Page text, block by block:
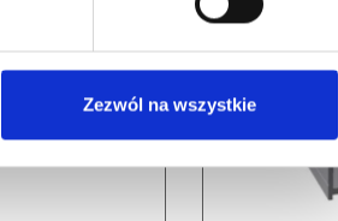
Zezwól na wszystkie